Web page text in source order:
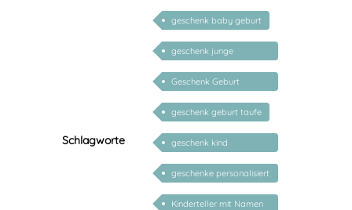
Schlagworte
geschenk baby geburt
geschenk junge
mädchen
Geschenk Geburt
personalisiert Mädchen
geschenk geburt taufe
geschenk kind
personalisiert
geschenke personalisiert
kinder
Kinderteller mit Namen